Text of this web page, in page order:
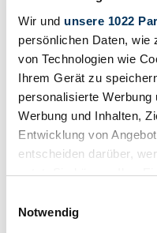
Wir und unsere 1022
persönlichen Daten, wie
von Technologien wie
Ihrem Gerät zu
personalisierte
Werbung und Inhalten,
Entwicklung von
entscheiden darüber,
nutzt. Sie können Ihre
Trigger Symbol ändern
Notwendig
Dealer